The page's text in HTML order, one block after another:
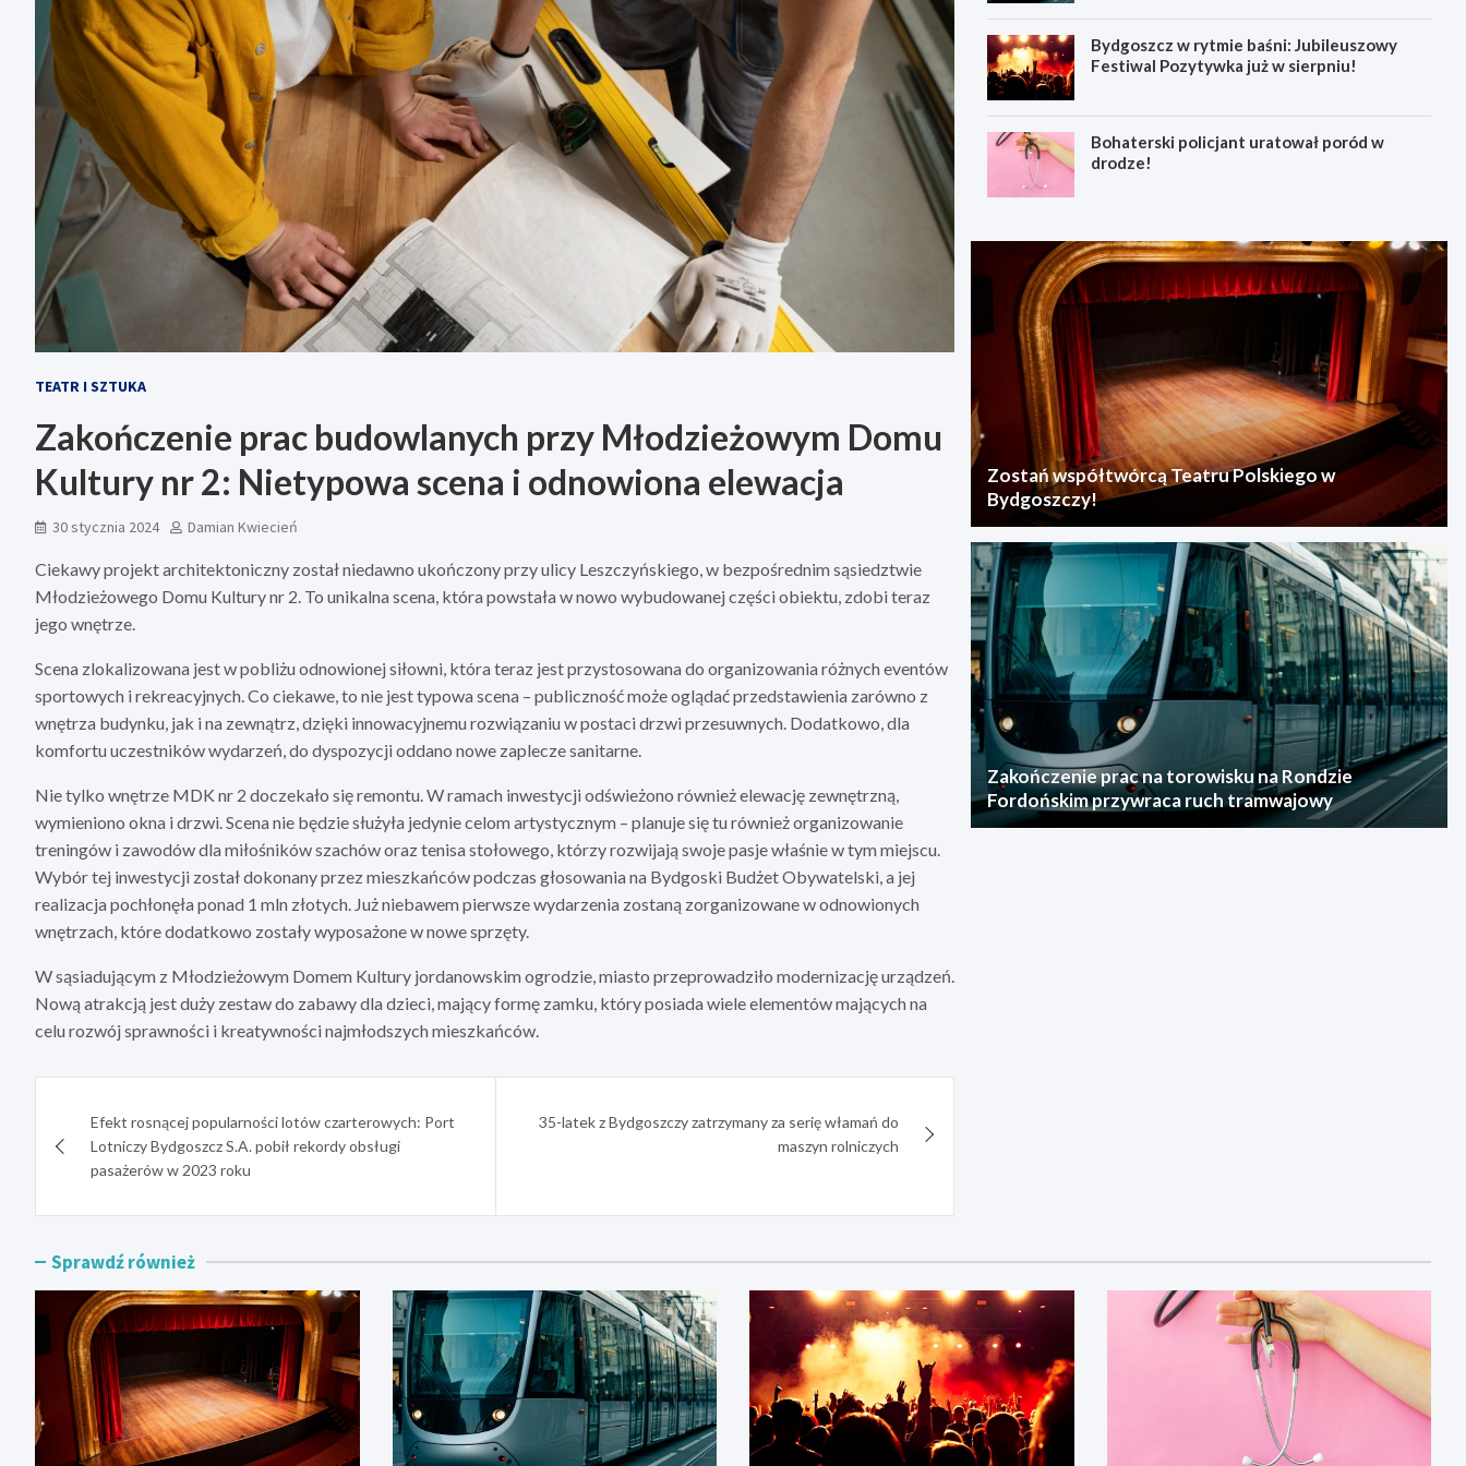
TEATR I SZTUKA
Zakończenie prac budowlanych przy Młodzieżowym Domu
Kultury nr 2: Nietypowa scena i odnowiona elewacja
30 stycznia 2024 Damian Kwiecień
Ciekawy projekt architektoniczny został niedawno ukończony przy ulicy Leszczyńskiego, w bezpośrednim sąsiedztwie
Młodzieżowego Domu Kultury nr 2. To unikalna scena, która powstała w nowo wybudowanej części obiektu, zdobi teraz
jego wnętrze.
Scena zlokalizowana jest w pobliżu odnowionej siłowni, która teraz jest przystosowana do organizowania różnych eventów
sportowych i rekreacyjnych. Co ciekawe, to nie jest typowa scena – publiczność może oglądać przedstawienia zarówno z
wnętrza budynku, jak i na zewnątrz, dzięki innowacyjnemu rozwiązaniu w postaci drzwi przesuwnych. Dodatkowo, dla
komfortu uczestników wydarzeń, do dyspozycji oddano nowe zaplecze sanitarne.
Nie tylko wnętrze MDK nr 2 doczekało się remontu. W ramach inwestycji odświeżono również elewację zewnętrzną,
wymieniono okna i drzwi. Scena nie będzie służyła jedynie celom artystycznym – planuje się tu również organizowanie
treningów i zawodów dla miłośników szachów oraz tenisa stołowego, którzy rozwijają swoje pasje właśnie w tym miejscu.
Wybór tej inwestycji został dokonany przez mieszkańców podczas głosowania na Bydgoski Budżet Obywatelski, a jej
realizacja pochłonęła ponad 1 mln złotych. Już niebawem pierwsze wydarzenia zostaną zorganizowane w odnowionych
wnętrzach, które dodatkowo zostały wyposażone w nowe sprzęty.
W sąsiadującym z Młodzieżowym Domem Kultury jordanowskim ogrodzie, miasto przeprowadziło modernizację urządzeń.
Nową atrakcją jest duży zestaw do zabawy dla dzieci, mający formę zamku, który posiada wiele elementów mających na
celu rozwój sprawności i kreatywności najmłodszych mieszkańców.
wpisuEfekt rosnącej popularności lotów czarterowych: Port
Lotniczy Bydgoszcz S.A. pobił rekordy obsługi
pasażerów w 2023 roku
35-latek z Bydgoszczy zatrzymany za serię włamań do
maszyn rolniczych
Bydgoszcz w rytmie baśni: Jubileuszowy
Festiwal Pozytywka już w sierpniu!
Bohaterski policjant uratował poród w
drodze!
Zostań współtwórcą Teatru Polskiego w
Bydgoszczy!
Zakończenie prac na torowisku na Rondzie
Fordońskim przywraca ruch tramwajowy
Sprawdź również